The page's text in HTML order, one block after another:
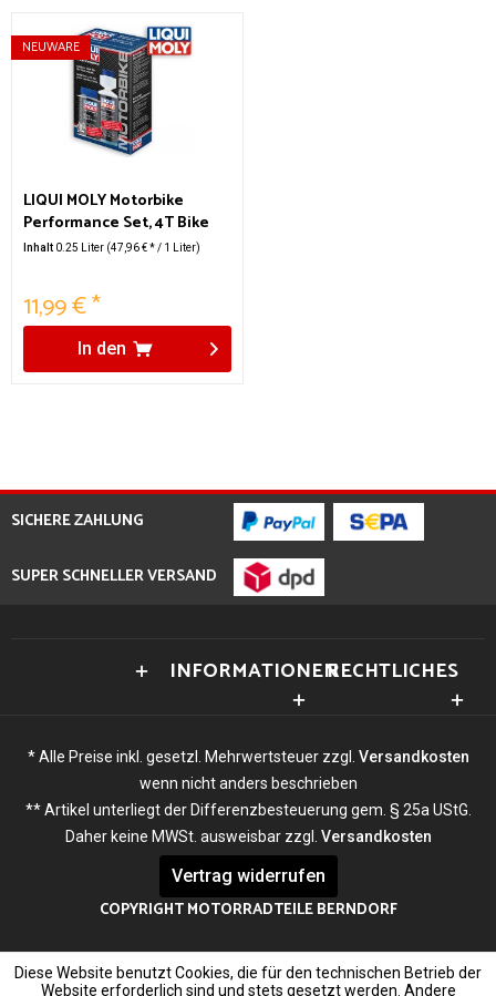
NEUWARE
LIQUI MOLY Motorbike
Performance Set, 4T Bike
Additive 125ml + Benzin
Inhalt 0.25 Liter (47,96 € * / 1 Liter)
11,99 € *
In den
SICHERE ZAHLUNG
SUPER SCHNELLER VERSAND
INFORMATIONENRECHTLICHES
* Alle Preise inkl. gesetzl. Mehrwertsteuer zzgl. Versandkosten
wenn nicht anders beschrieben
** Artikel unterliegt der Differenzbesteuerung gem. § 25a UStG.
Daher keine MWSt. ausweisbar zzgl. Versandkosten
Vertrag widerrufen
COPYRIGHT MOTORRADTEILE BERNDORF
Diese Website benutzt Cookies, die für den technischen Betrieb der
Website erforderlich sind und stets gesetzt werden. Andere